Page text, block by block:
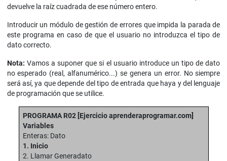
devuelve la raíz cuadrada de ese número entero.
Introducir un módulo de gestión de errores que impida la parada de
este programa en caso de que el usuario no introduzca el tipo de
dato correcto.
Nota: Vamos a suponer que si el usuario introduce un tipo de dato
no esperado (real, alfanumérico...) se genera un error. No siempre
será así, ya que depende del tipo de entrada que haya y del lenguaje
de programación que se utilice.
PROGRAMA R02 [Ejercicio aprenderaprogramar.com]
Variables
Enteras: Dato
1. Inicio
2. Llamar Generadato